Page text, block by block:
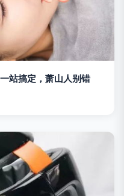
站搞定，萧山人别错